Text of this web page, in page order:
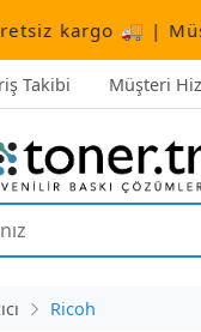
kargo 🚚 |
Takibi Müşteri
Ricoh